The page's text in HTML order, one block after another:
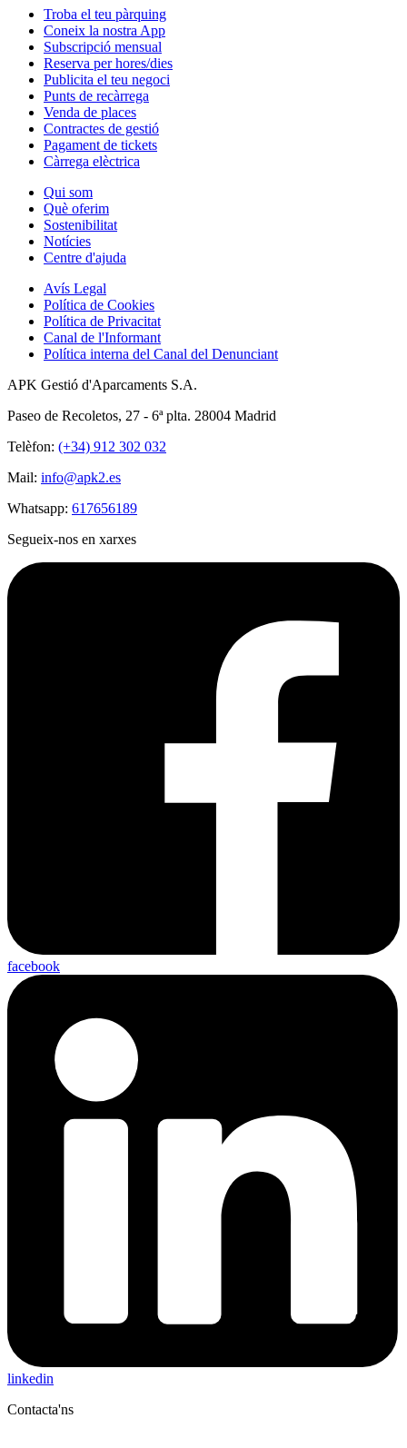
Troba el teu pàrquing
Coneix la nostra App
Subscripció mensual
Reserva per hores/dies
Publicita el teu negoci
Punts de recàrrega
Venda de places
Contractes de gestió
Pagament de tickets
Càrrega elèctrica
Qui som
Què oferim
Sostenibilitat
Notícies
Centre d'ajuda
Avís Legal
Política de Cookies
Política de Privacitat
Canal de l'Informant
Política interna del Canal del Denunciant
APK Gestió d'Aparcaments S.A.
Paseo de Recoletos, 27 - 6ª plta. 28004 Madrid
Telèfon: (+34) 912 302 032
Mail: info@apk2.es
Whatsapp: 617656189
Segueix-nos en xarxes
facebook
linkedin
Contacta'ns